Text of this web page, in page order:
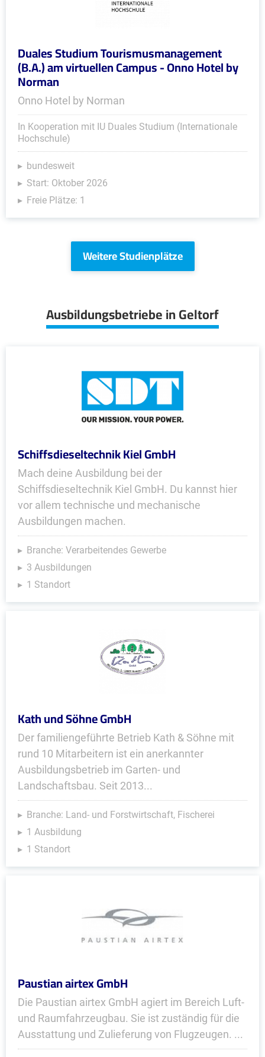
Duales Studium Tourismusmanagement
(B.A.) am virtuellen Campus - Onno Hotel by
Norman
Onno Hotel by Norman
In Kooperation mit IU Duales Studium (Internationale
Hochschule)
bundesweit
Start: Oktober 2026
Freie Plätze: 1
Weitere Studienplätze
Ausbildungsbetriebe in Geltorf
Schiffsdieseltechnik Kiel GmbH
Mach deine Ausbildung bei der
Schiffsdieseltechnik Kiel GmbH. Du kannst hier
vor allem technische und mechanische
Ausbildungen machen.
Branche: Verarbeitendes Gewerbe
3 Ausbildungen
1 Standort
Kath und Söhne GmbH
Der familiengeführte Betrieb Kath & Söhne mit
rund 10 Mitarbeitern ist ein anerkannter
Ausbildungsbetrieb im Garten- und
Landschaftsbau. Seit 2013...
Branche: Land- und Forstwirtschaft, Fischerei
1 Ausbildung
1 Standort
Paustian airtex GmbH
Die Paustian airtex GmbH agiert im Bereich Luft-
und Raumfahrzeugbau. Sie ist zuständig für die
Ausstattung und Zulieferung von Flugzeugen. ...